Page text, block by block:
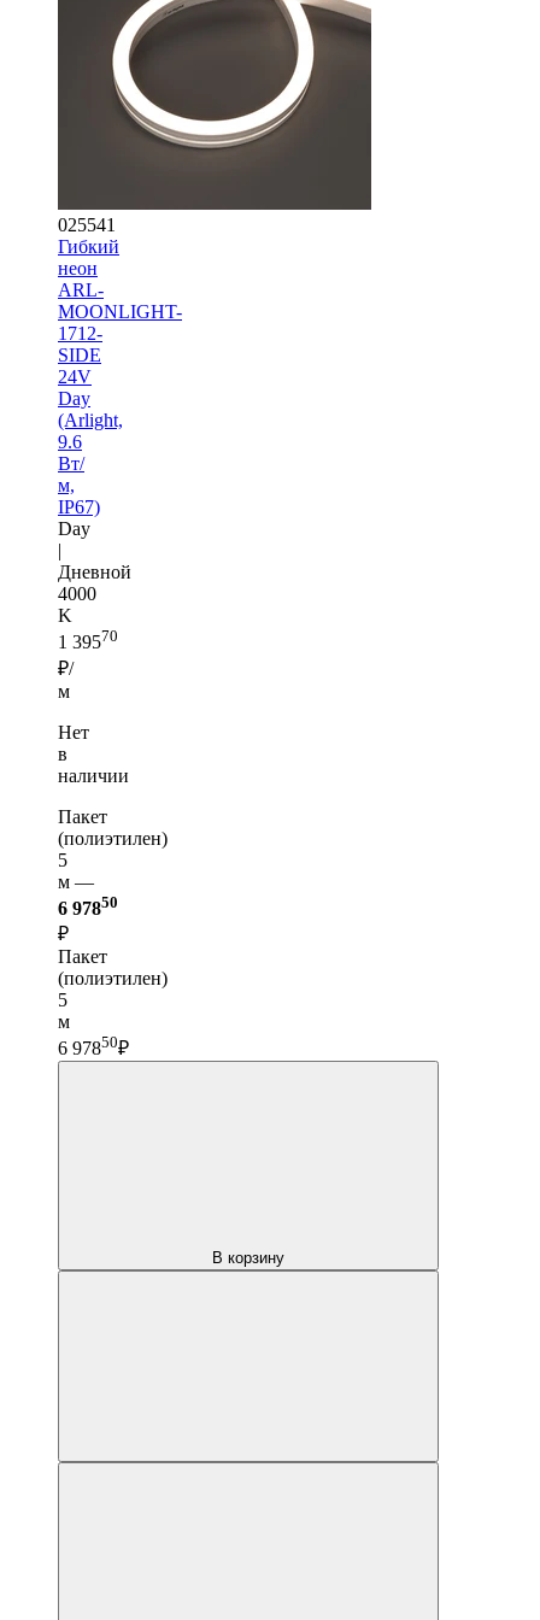
025541
Гибкий
неон
ARL-
MOONLIGHT-
1712-
SIDE
24V
Day
(Arlight,
9.6
Вт/
м,
IP67)
Day
|
Дневной
4000
K
1 39570
₽/
м
Нет
в
наличии
Пакет
(полиэтилен)
5
м —
6 97850
₽
Пакет
(полиэтилен)
5
м
6 97850₽
В корзину